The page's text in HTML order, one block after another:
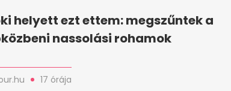
helyett ezt ettem: megszűntek a
nassolási rohamok
17 órája